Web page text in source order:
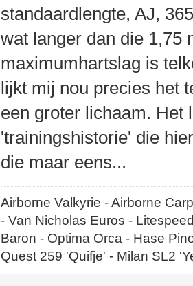
standaardlengte, AJ,
wat langer dan die 1,75
maximumhartslag is
lijkt mij nou precies het
een groter lichaam. Het
'trainingshistorie' die
die maar eens...
Airborne Valkyrie - Airborne
- Van Nicholas Euros -
Baron - Optima Orca - Hase
Quest 259 'Quifje' - Milan SL2